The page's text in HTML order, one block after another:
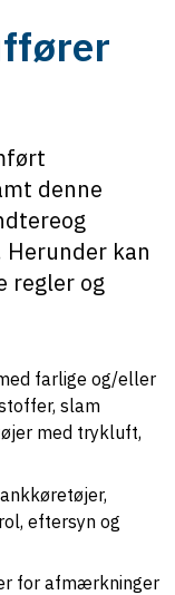
denne
kan
regler og
farlige og/eller
slam
med trykluft,
eftersyn og
for afmærkninger